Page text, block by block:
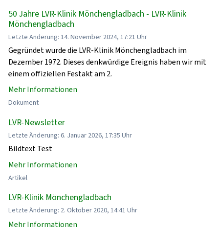
50 Jahre LVR-Klinik Mönchengladbach - LVR-Klinik
Mönchengladbach
Letzte Änderung: 14. November 2024, 17:21 Uhr
Gegründet wurde die LVR-Klinik Mönchengladbach im
Dezember 1972. Dieses denkwürdige Ereignis haben wir mit
einem offiziellen Festakt am 2.
Mehr Informationen
Dokument
LVR-Newsletter
Letzte Änderung: 6. Januar 2026, 17:35 Uhr
Bildtext Test
Mehr Informationen
Artikel
LVR-Klinik Mönchengladbach
Letzte Änderung: 2. Oktober 2020, 14:41 Uhr
Mehr Informationen